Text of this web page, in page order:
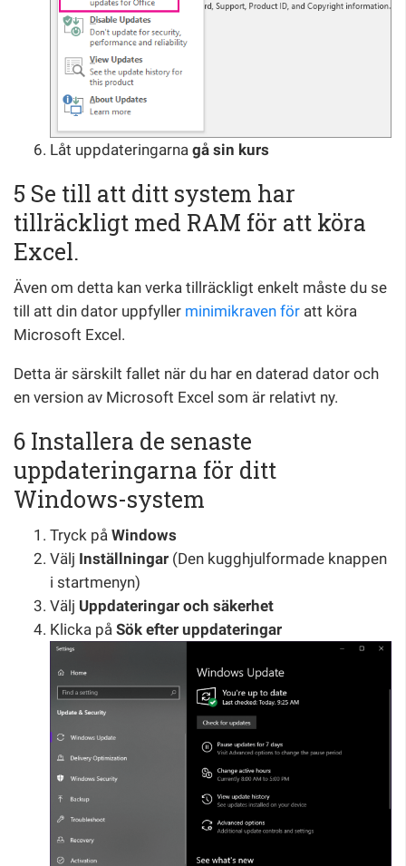
Låt uppdateringarna gå sin kurs
5 Se till att ditt system har
tillräckligt med RAM för att köra
Excel.
Även om detta kan verka tillräckligt enkelt måste du se
till att din dator uppfyller minimikraven för att köra
Microsoft Excel.
Detta är särskilt fallet när du har en daterad dator och
en version av Microsoft Excel som är relativt ny.
6 Installera de senaste
uppdateringarna för ditt
Windows-system
Tryck på Windows
Välj Inställningar (Den kugghjulformade knappen
i startmenyn)
Välj Uppdateringar och säkerhet
Klicka på Sök efter uppdateringar